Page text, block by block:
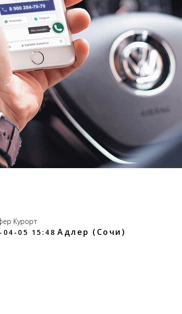
Курорт
04-05 15:48 Адлер (Сочи)